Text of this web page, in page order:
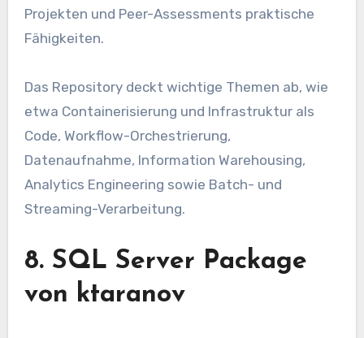
Projekten und Peer-Assessments praktische
Fähigkeiten.
Das Repository deckt wichtige Themen ab, wie
etwa Containerisierung und Infrastruktur als
Code, Workflow-Orchestrierung,
Datenaufnahme, Information Warehousing,
Analytics Engineering sowie Batch- und
Streaming-Verarbeitung.
8. SQL Server Package
von ktaranov